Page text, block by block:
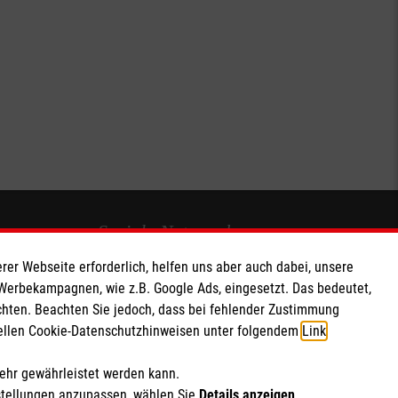
Soziale Netzwerke
Webseite erforderlich, helfen uns aber auch dabei, unsere
wie z.B. Google Ads, eingesetzt. Das bedeutet,
Beachten Sie jedoch, dass bei fehlender Zustimmung
Cookie-Datenschutzhinweisen unter folgendem Link
gewährleistet werden kann.